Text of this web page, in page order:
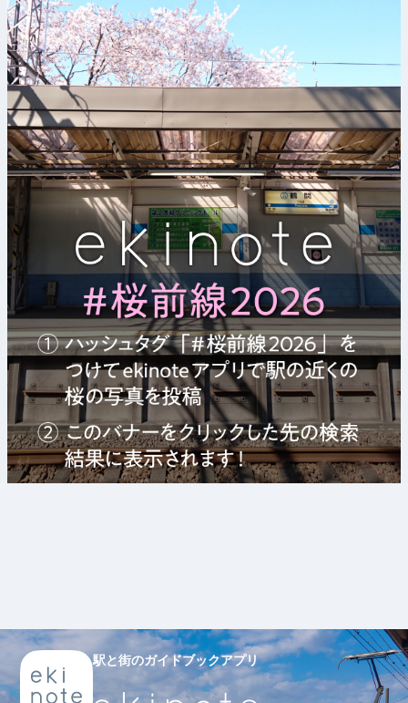
駅と街のガイドブックアプリ